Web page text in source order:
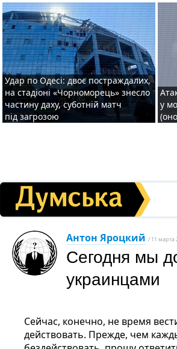
Удар по Одесі: двоє постраждалих,
на стадіоні «Чорноморець» знесло
частину даху, суботній матч
під загрозою
у
Антон Яроцкий / 11 марта
Сегодня мы
украинцами
Сейчас, конечно, не время
действовать. Прежде, чем